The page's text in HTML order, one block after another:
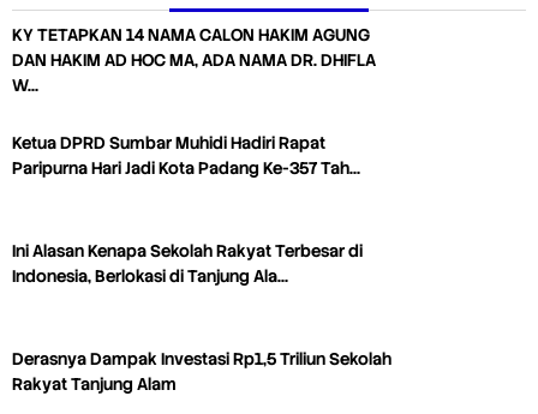
KY TETAPKAN 14 NAMA CALON HAKIM AGUNG
DAN HAKIM AD HOC MA, ADA NAMA DR. DHIFLA
W…
Ketua DPRD Sumbar Muhidi Hadiri Rapat
Paripurna Hari Jadi Kota Padang Ke-357 Tah…
Ini Alasan Kenapa Sekolah Rakyat Terbesar di
Indonesia, Berlokasi di Tanjung Ala…
Derasnya Dampak Investasi Rp1,5 Triliun Sekolah
Rakyat Tanjung Alam